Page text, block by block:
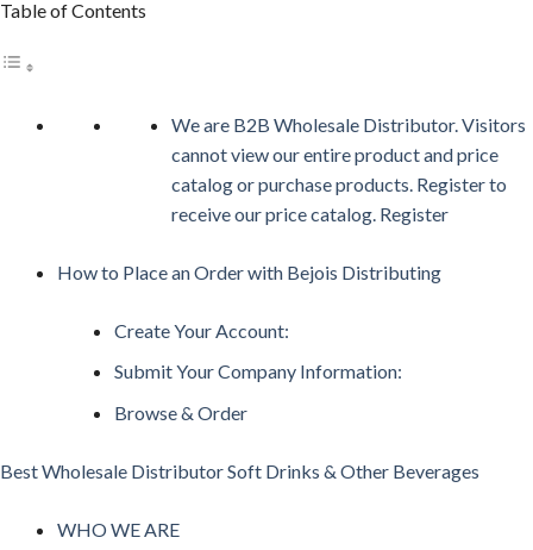
Table of Contents
We are B2B Wholesale Distributor. Visitors
cannot view our entire product and price
catalog or purchase products. Register to
receive our price catalog. Register
How to Place an Order with Bejois Distributing
Create Your Account:
Submit Your Company Information:
Browse & Order
Best Wholesale Distributor Soft Drinks & Other Beverages
WHO WE ARE